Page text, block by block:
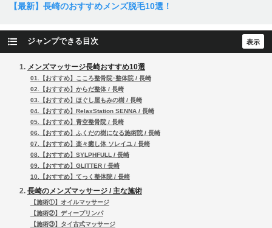
【最新】長崎のおすすめメンズ脱毛10選！
ジャンプできる目次
メンズマッサージ長崎おすすめ10選
01.【おすすめ】こころ整骨院･整体院 / 長崎
02.【おすすめ】からだ整体 / 長崎
03.【おすすめ】ほぐし屋もみの樹 / 長崎
04.【おすすめ】RelaxStation SENNA / 長崎
05.【おすすめ】青空整骨院 / 長崎
06.【おすすめ】ふくだの樹になる施術院 / 長崎
07.【おすすめ】楽々癒し体 ソレイユ / 長崎
08.【おすすめ】SYLPHFULL / 長崎
09.【おすすめ】GLITTER / 長崎
10.【おすすめ】てっく整体院 / 長崎
長崎のメンズマッサージ / 主な施術
【施術①】オイルマッサージ
【施術②】ディープリンパ
【施術③】タイ古式マッサージ